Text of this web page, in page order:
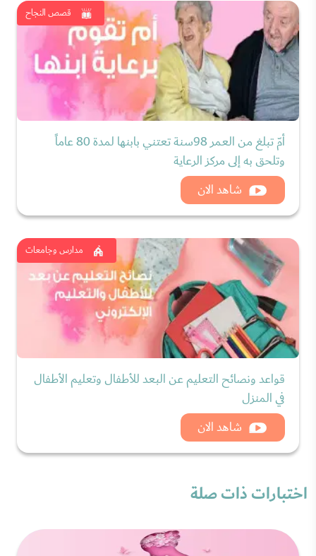
قصص النجاح
أمّ تبلغ من العمر 98سنة تعتني بابنها لمدة 80 عاماً
وتلحق به إلى مركز الرعاية
شاهد الان
مدارس وجامعات
قواعد ونصائح التعليم عن البعد للأطفال وتعليم الأطفال
في المنزل
شاهد الان
اختبارات ذات صلة